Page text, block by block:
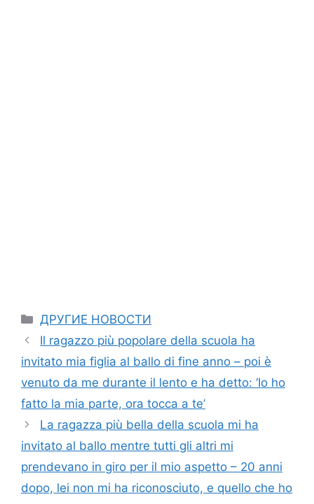
Categories
ДРУГИЕ НОВОСТИ
Il ragazzo più popolare della scuola ha
invitato mia figlia al ballo di fine anno – poi è
venuto da me durante il lento e ha detto: ‘Io ho
fatto la mia parte, ora tocca a te’
La ragazza più bella della scuola mi ha
invitato al ballo mentre tutti gli altri mi
prendevano in giro per il mio aspetto – 20 anni
dopo, lei non mi ha riconosciuto, e quello che ho